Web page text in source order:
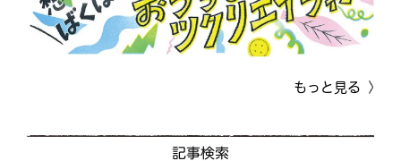
もっと見る
記事検索